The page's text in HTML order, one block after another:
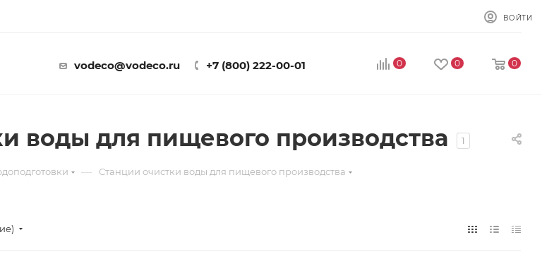
ВОЙТИ
vodeco@vodeco.ru +7 (800) 222-00-01 0 0 0
воды для пищевого производства 1
— Станции очистки воды для пищевого производства